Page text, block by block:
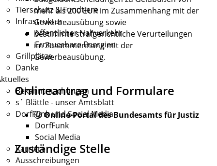
Tierschutz & Fundtiere
Infrastruktur
öffentlicher Nahverkehr
Erneuerbare Energien
Grillplätze
Danke
Bekanntmachungen
s´ Blättle - unser Amtsblatt
DorfFunk und Social Media
DorfFunk
Social Media
Karriere
Ausschreibungen
mehr als 200 EUR im Zusammenhang mit der
Gewerbeausübung sowie
bestimmte strafgerichtliche Verurteilungen
im Zusammenhang mit der
Gewerbeausübung.
Onlineantrag und Formulare
Online-Portal des Bundesamts für Justiz
Zuständige Stelle